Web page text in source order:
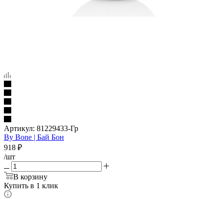
Артикул: 81229433-Гр
By Bone | Бай Бон
918 ₽
/шт
В корзину
Купить в 1 клик